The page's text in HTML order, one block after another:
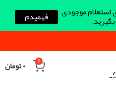
0 ۰تومان
استعلام موجودی فهمیدم